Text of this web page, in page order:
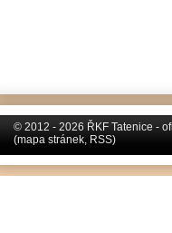
© 2012 - 2026 ŘKF Tatenice -
(mapa stránek, RSS)